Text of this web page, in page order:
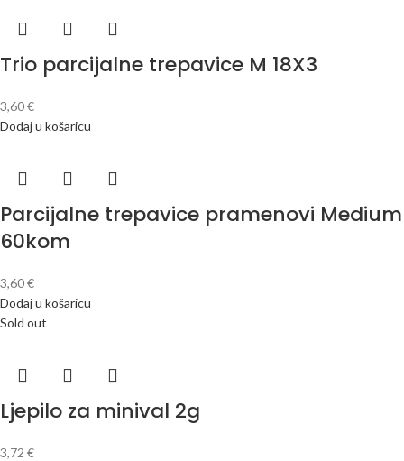
Trio parcijalne trepavice M 18X3
3,60€
Dodaj u košaricu
Parcijalne trepavice pramenovi Medium
60kom
3,60€
Dodaj u košaricu
Sold out
Ljepilo za minival 2g
3,72 €